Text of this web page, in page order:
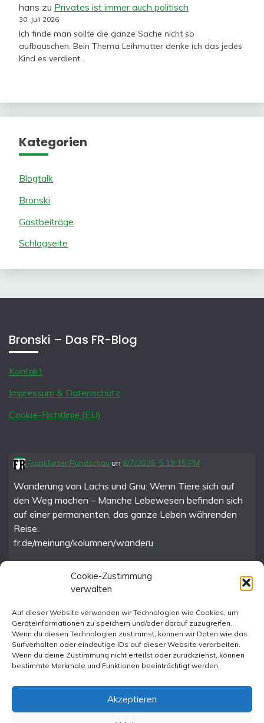
Cookie-Zustimmung
verwalten
Auf dieser Website verwenden wir Technologien wie Cookies, um
Geräteinformationen zu speichern und/oder darauf zuzugreifen.
Wenn du diesen Technologien zustimmst, können wir Daten wie das
Surfverhalten oder eindeutige IDs auf dieser Website verarbeiten.
Wenn du deine Zustimmung nicht erteilst oder zurückziehst, können
bestimmte Merkmale und Funktionen beeinträchtigt werden.
Akzeptieren
hans zu Privates ist immer auch politisch
30. Juli 2026
Ich finde man sollte die ganze Sache nicht so
aufbauschen. Bein Thema Leihmutter denke ich das jedes
Kind es verdient…
Kategorien
Blogtalk
Bronski
Gastbeiträge
Schlagseite
Bronski – Das FR-Blog
Kontakt
Impressum & Datenschutz
Cookie-Richtlinie (EU)
Frankfurter Rundschau on 8/7/2026, 5:19:15 PM
Wanderung von Lachs und Gnu: Wenn Tiere sich auf
den Weg machen – Manche Lebewesen befinden sich
auf einer permanenten, das ganze Leben währenden
Reise.
fr.de/meinung/kolumnen/wanderu
Instagram